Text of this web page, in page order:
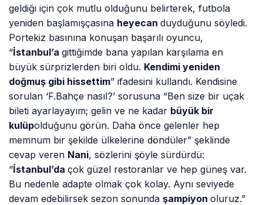
geldiği için çok mutlu olduğunu belirterek, futbola
yeniden başlamışçasına heyecanduyduğunu söyledi.
Portekiz basınına konuşan başarılı oyuncu,
“İstanbul’agittiğimde bana yapılan karşılama en
büyük sürprizlerden biri oldu. Kendimi yeniden
doğmuş gibi hissettim” ifadesini kullandı. Kendisine
sorulan ‘F.Bahçe nasıl?’ sorusuna “Ben size bir uçak
bileti ayarlayayım; gelin ve ne kadar büyük bir
kulüpolduğunu görün. Daha önce gelenler hep
memnum bir şekilde ülkelerine döndüler” şeklinde
cevap veren Nani, sözlerini şöyle sürdürdü:
“İstanbul’daçok güzel restoranlar ve hep güneş var.
Bu nedenle adapte olmak çok kolay. Aynı seviyede
devam edebilirsek sezon sonundaşampiyonoluruz.”